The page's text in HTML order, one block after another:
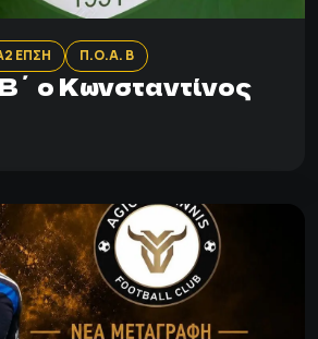
ΕΠΣΗ Π.Ο.Α. Β
ο Κωνσταντίνος